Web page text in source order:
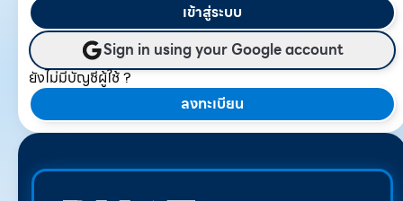
เข้าสู่ระบบ
Sign in using your Google account
ยังไม่มีบัญชีผู้ใช้ ?
ลงทะเบียน